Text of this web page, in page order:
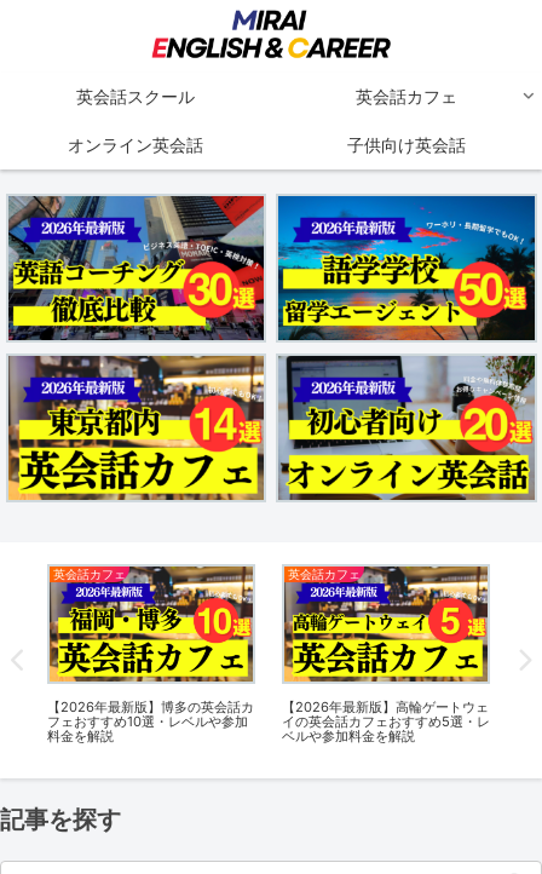
英会話スクール 英会話カフェ
オンライン英会話 子供向け英会話
英会話カフェ
【2026年最新版】博多の英会話カ
フェおすすめ10選・レベルや参加
料金を解説
英会話カフェ
【2026年最新版】高輪ゲートウェ
イの英会話カフェおすすめ5選・レ
ベルや参加料金を解説
記事を探す